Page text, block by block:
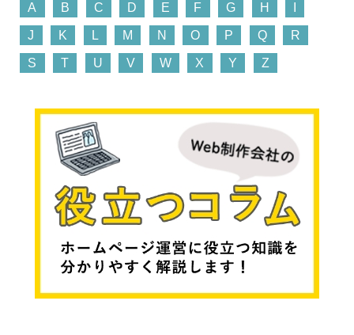
A B C D E F G H
J K L M N O P Q R
S T U V W X Y Z